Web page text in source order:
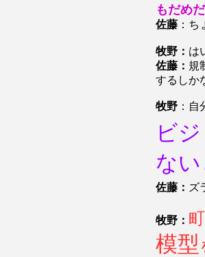
もだめ
佐藤 ：
牧野： は
佐藤： 規
するしか
牧野 ：
ビ
な
佐藤： ズ
牧野：
模型